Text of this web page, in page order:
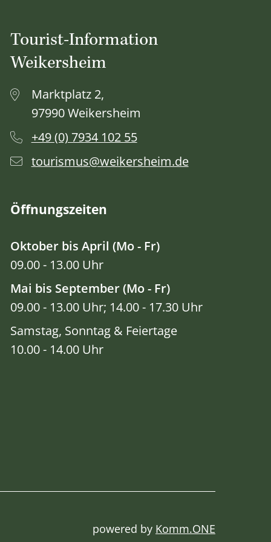
Tourist-Information
Weikersheim
Marktplatz 2,
97990 Weikersheim
+49 (0) 7934 102 55
tourismus@weikersheim.de
Öffnungszeiten
Oktober bis April (Mo - Fr)
09.00 - 13.00 Uhr
Mai bis September (Mo - Fr)
09.00 - 13.00 Uhr; 14.00 - 17.30 Uhr
Samstag, Sonntag & Feiertage
10.00 - 14.00 Uhr
powered by Komm.ONE